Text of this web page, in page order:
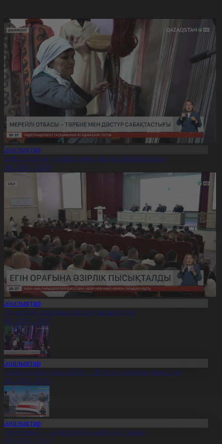
отбасы – тәрбие мен дәстүр сабақтастығы
20:19
да егін орағына әзірлік пысықталды
20:17
ойындары-2026»: 180 млн қаралым жиналды
20:15
– ақ жартасқа қашалған тарих
20:14